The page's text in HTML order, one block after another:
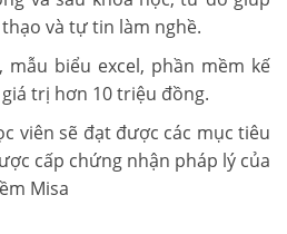
và tự tin làm nghề.
biểu excel, phần mềm kế
trị hơn 10 triệu đồng.
viên sẽ đạt được các mục tiêu
cấp chứng nhận pháp lý của
Misa